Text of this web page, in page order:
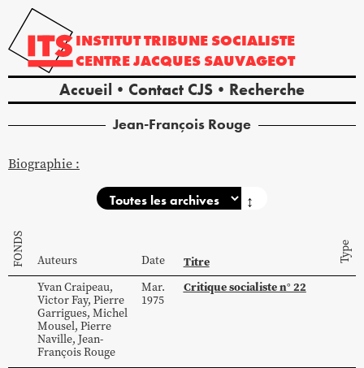
INSTITUTTRIBUNE SOCIALISTE
CENTREJACQUES SAUVAGEOT
Accueil Contact CJS Recherche
Jean-François Rouge
Biographie :
↕
FONDS Auteurs Date Titre Type
YvanCraipeau,
VictorFay, Pierre
Garrigues, Michel
Mousel, Pierre
Naville, Jean-
FrançoisRouge
Mar.
1975
Critique socialiste n° 22